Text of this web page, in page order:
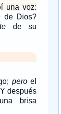
una voz:
de Dios?
de su
peroel
después
brisa